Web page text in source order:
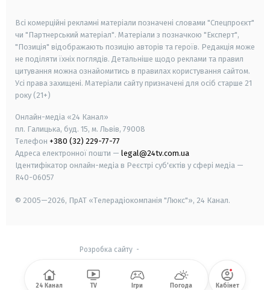
Всі комерційні рекламні матеріали позначені словами "Спецпроєкт"
чи "Партнерський матеріал". Матеріали з позначкою "Експерт",
"Позиція" відображають позицію авторів та героїв. Редакція може
не поділяти їхніх поглядів. Детальніше щодо реклами та правил
цитування можна ознайомитись в правилах користування сайтом.
Усі права захищені. Матеріали сайту призначені для осіб старше 21
року (21+)
Онлайн-медіа «24 Канал»
пл. Галицька, буд. 15, м. Львів, 79008
Телефон +380 (32) 229-77-77
Адреса електронної пошти — legal@24tv.com.ua
Ідентифікатор онлайн-медіа в Реєстрі суб'єктів у сфері медіа —
R40-06057
© 2005—2026, ПрАТ «Телерадіокомпанія "Люкс"», 24 Канал.
Розробка сайту-
24 Канал TV Ігри Погода Кабінет